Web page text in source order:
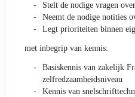
Stelt de nodige vragen
Neemt de nodige notities
Legt prioriteiten binnen
met inbegrip van kennis:
Basiskennis van zakelijk
zelfredzaamheidsniveau
Kennis van